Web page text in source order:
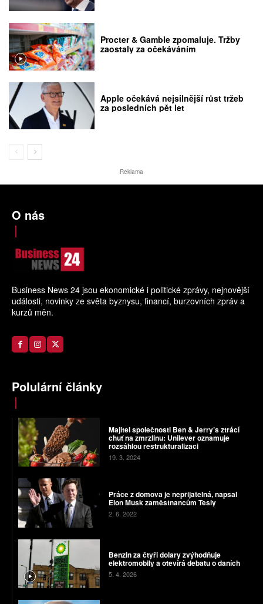
Procter & Gamble zpomaluje. Tržby
zaostaly za očekáváním
Apple očekává nejsilnější růst tržeb
za posledních pět let
Reklama
O nás
Business News 24 jsou ekonomické i politické zprávy, nejnovější
události, novinky ze světa byznysu, financí, burzovních zpráv a
kurzů měn.
Polulární články
Majitel společnosti Ben & Jerry’s ztrácí
chuť na zmrzlinu: Unilever oznamuje
rozsáhlou restrukturalizaci
19. 3. 2024
Práce z domova je nepřijatelná, napsal
Elon Musk zaměstnancům Tesly
2. 6. 2022
Benzin za čtyři dolary zvýhodňuje
elektromobily a otevírá debatu o daních
5. 4. 2026